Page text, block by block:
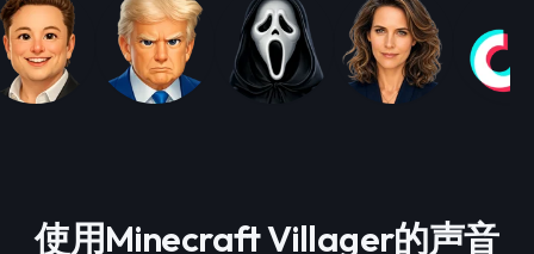
使用Minecraft Villager的声音